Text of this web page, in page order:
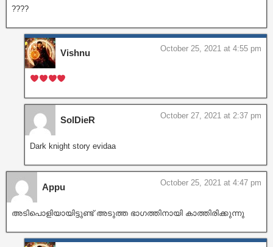
????
Vishnu October 25, 2021 at 4:55 pm
SolDieR October 27, 2021 at 2:37 pm
Dark knight story evidaa
Appu October 25, 2021 at 4:47 pm
അടിപൊളിയായിട്ടുണ്ട് അടുത്ത ഭാഗത്തിനായി കാത്തിരിക്കുന്നു